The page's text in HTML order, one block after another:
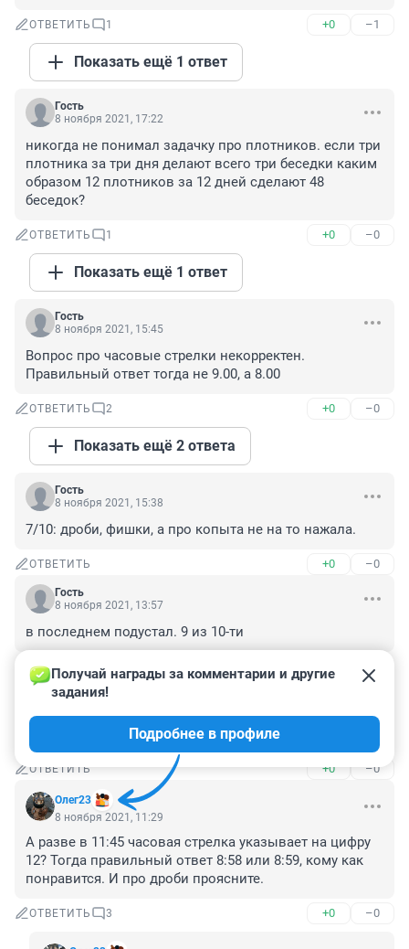
ОТВЕТИТЬ 1 +0 –1
Показать ещё 1 ответ
Гость
8 ноября 2021, 17:22
никогда не понимал задачку про плотников. если три
плотника за три дня делают всего три беседки каким
образом 12 плотников за 12 дней сделают 48
беседок?
ОТВЕТИТЬ 1 +0 –0
Показать ещё 1 ответ
Гость
8 ноября 2021, 15:45
Вопрос про часовые стрелки некорректен.
Правильный ответ тогда не 9.00, а 8.00
ОТВЕТИТЬ 2 +0 –0
Показать ещё 2 ответа
Гость
8 ноября 2021, 15:38
7/10: дроби, фишки, а про копыта не на то нажала.
ОТВЕТИТЬ +0 –0
Гость
8 ноября 2021, 13:57
в последнем подустал. 9 из 10-ти
ОТВЕТИТЬ –0
Гость
Тест грешит ошибками! И неточностями!
ОТВЕТИТЬ +0 –0
Олег23
Получай награды за комментарии и другие
задания!
Подробнее в профиле
8 ноября 2021, 11:29
А разве в 11:45 часовая стрелка указывает на цифру
12? Тогда правильный ответ 8:58 или 8:59, кому как
понравится. И про дроби проясните.
ОТВЕТИТЬ 3 +0 –0